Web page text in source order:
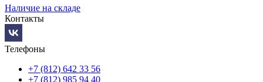
Наличие на складе
Контакты
Телефоны
+7 (812) 642 33 56
+7 (812) 985 94 40